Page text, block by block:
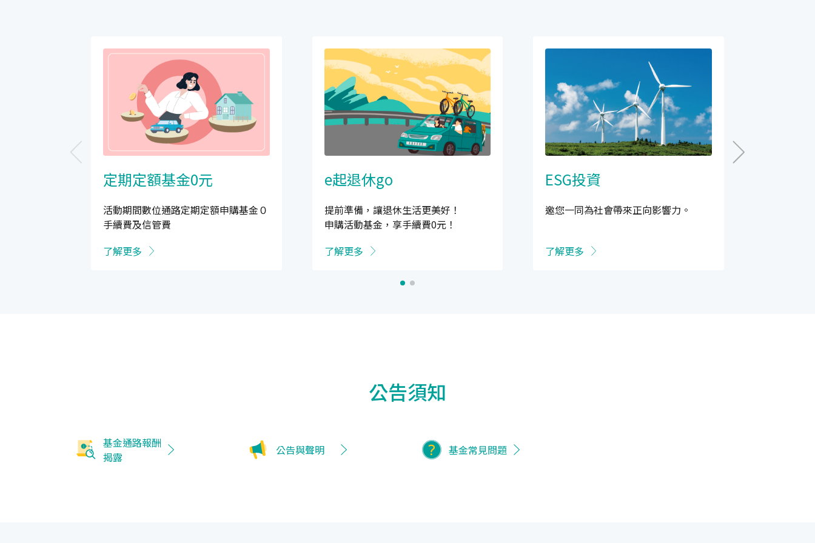
定期定額基金0元
活動期間數位通路定期定額申購基金０
手續費及信管費
了解更多
e起退休go
提前準備，讓退休生活更美好！
申購活動基金，享手續費0元！
了解更多
ESG投資
邀您一同為社會帶來正向影響力。
了解更多
公告須知
基金通路報酬
揭露
公告與聲明 基金常見問題